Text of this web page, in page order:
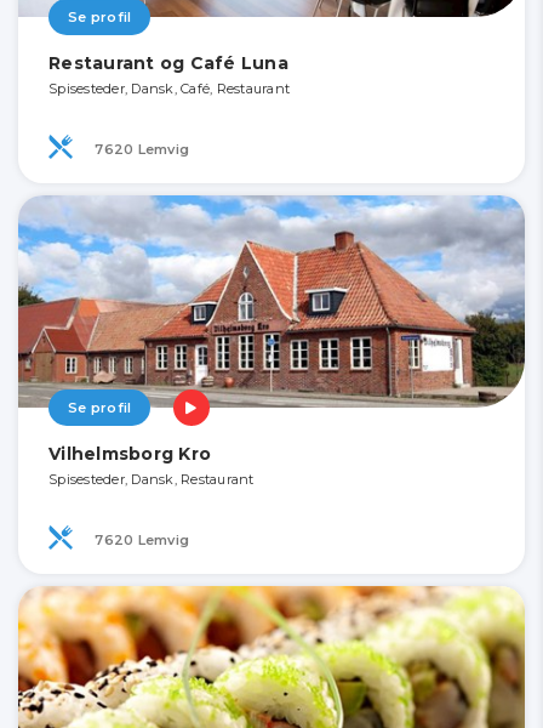
Se profil
Restaurant og Café Luna
Spisesteder, Dansk, Café, Restaurant
7620 Lemvig
Se profil
Vilhelmsborg Kro
Spisesteder, Dansk, Restaurant
7620 Lemvig